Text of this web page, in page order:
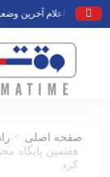
صفحه اصلی >
هفتمین پایگاه
کرد